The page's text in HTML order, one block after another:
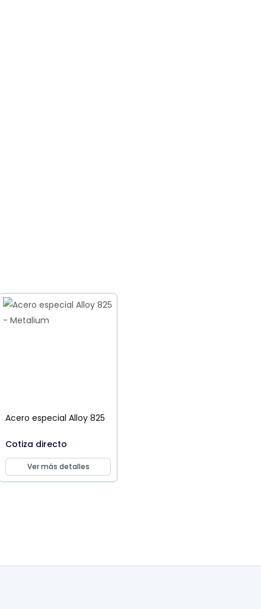
Acero especial Alloy 825
Cotiza directo
Ver más detalles